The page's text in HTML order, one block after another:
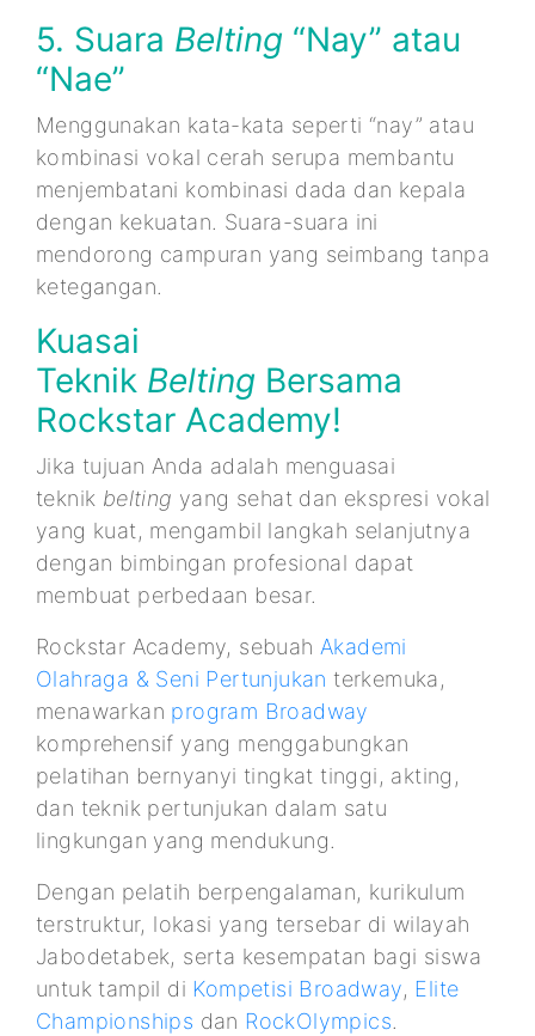
5. Suara Belting “Nay” atau
“Nae”
Menggunakan kata-kata seperti “nay” atau
kombinasi vokal cerah serupa membantu
menjembatani kombinasi dada dan kepala
dengan kekuatan. Suara-suara ini
mendorong campuran yang seimbang tanpa
ketegangan.
Kuasai
Teknik Belting Bersama
Rockstar Academy!
Jika tujuan Anda adalah menguasai
teknik belting yang sehat dan ekspresi vokal
yang kuat, mengambil langkah selanjutnya
dengan bimbingan profesional dapat
membuat perbedaan besar.
Rockstar Academy, sebuah Akademi
Olahraga & Seni Pertunjukan terkemuka,
menawarkan program Broadway
komprehensif yang menggabungkan
pelatihan bernyanyi tingkat tinggi, akting,
dan teknik pertunjukan dalam satu
lingkungan yang mendukung.
Dengan pelatih berpengalaman, kurikulum
terstruktur, lokasi yang tersebar di wilayah
Jabodetabek, serta kesempatan bagi siswa
untuk tampil di Kompetisi Broadway, Elite
Championships dan RockOlympics.